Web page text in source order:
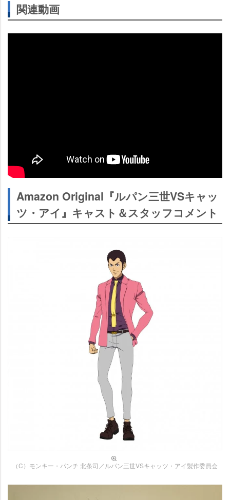
関連動画
Amazon Original『ルパン三世VSキャッ
ツ・アイ』キャスト＆スタッフコメント
（C）モンキー・パンチ 北条司／ルパン三世VSキャッツ・アイ製作委員会